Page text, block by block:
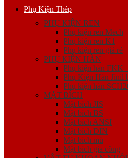
Phụ Kiện Thép
PHỤ KIỆN REN
Phụ kiện ren Mech
Phụ kiện ren K1
Phụ kiện ren giá rẻ
PHỤ KIỆN HÀN
Phụ kiện hàn FKK
Phụ Kiện Hàn Jinil
Phụ kiện hàn
MẶT BÍCH
Mặt bích JIS
Mặt bích BS
Mặt bích ANSI
Mặt bích DIN
Mặt bích mù
Mặt bích gia công